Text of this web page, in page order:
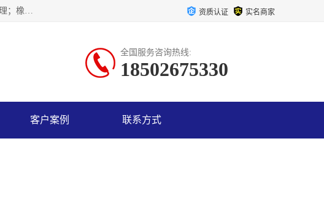
天津永腾气体销售有限公司成立于2020年，注册地位于天津市滨海新区。经营范围包括：专用化学产品销售；专用设备修理；橡胶制品销售；气体压缩机械销售；特种设备销售；仪器仪表销售；机械设备租赁；五金产品批发；食品添加剂销售等，主要供应：氧气、乙炔、氮气、氩气、氢气、氦气、液氨、液氮、一氧化碳、二氧化碳等，各种工业气体，高纯气体，食品级气体。 资质认证 实名商家
全国服务咨询热线:
18502675330
客户案例 联系方式